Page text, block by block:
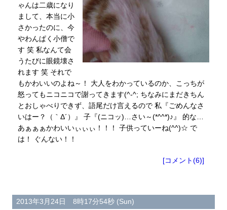
ゃんは二歳になり
まして、本当に小
さかったのに、今
やわんぱく小僧で
す 笑 私なんて会
うたびに眼鏡壊さ
れます 笑 それで
もかわいいのよね～！ 大人をわかっているのか、こっちが
怒ってもニコニコで謝ってきます(^-^; ちなみにまだきちん
とおしゃべりできず、語尾だけ言えるので 私『ごめんなさ
いはー？（｀Δ´）』 子『(ニコッ)…さい～(*^^*)♪』 的な…
あぁぁぁかわいいぃぃぃ！！！ 子供っていーね(^^)☆ で
は！ ぐんない！！
[コメント(6)]
2013年3月24日 8時17分54秒 (Sun)